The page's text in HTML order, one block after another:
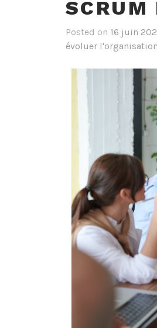
SCRUM
Posted on 16 juin
évoluer